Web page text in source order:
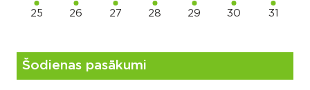
25 26 27 28 29 30 31
Šodienas pasākumi